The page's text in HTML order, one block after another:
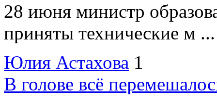
28 июня министр
приняты технические м ...
Юлия Астахова 1
В голове всё